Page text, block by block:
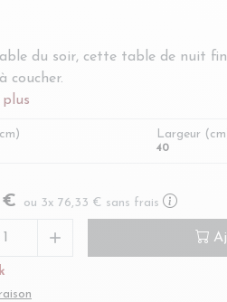
du soir, cette table de nuit
coucher.
plus
Largeur
40
€ ou 3x 76,33 € sans frais En
